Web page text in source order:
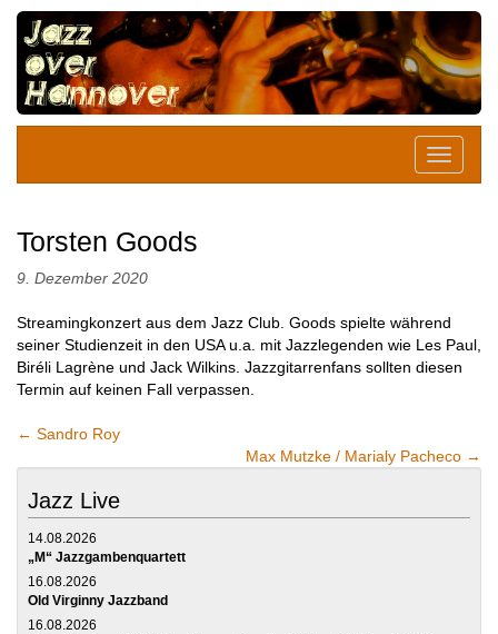
Torsten Goods
9. Dezember 2020
Streamingkonzert aus dem Jazz Club. Goods spielte während
seiner Studienzeit in den USA u.a. mit Jazzlegenden wie Les Paul,
Biréli Lagrène und Jack Wilkins. Jazzgitarrenfans sollten diesen
Termin auf keinen Fall verpassen.
← Sandro Roy
Max Mutzke / Marialy Pacheco →
Jazz Live
14.08.2026
„M“ Jazzgambenquartett
16.08.2026
Old Virginny Jazzband
16.08.2026